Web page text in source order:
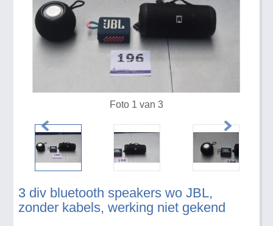
3 div bluetooth speakers wo JBL,
zonder kabels, werking niet gekend
Foto 1 van 3